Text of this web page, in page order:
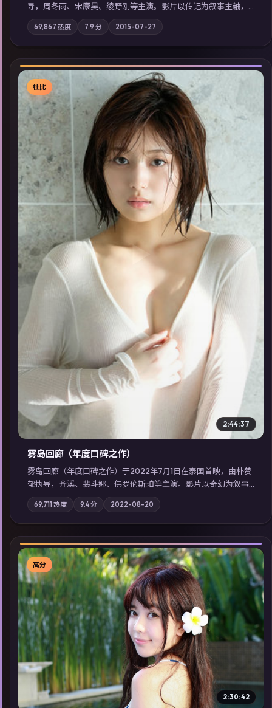
导，周冬雨、宋康昊、绫野刚等主演。影片以传记为叙事主轴，
记忆碎片重组后，主角发现自己从未活过“真实”的一天；摄影与
配乐强化地域气质；站内亦可通过「国产免费观看高清电视剧在
线看」延展检索同类型高分佳作，畅享高清在线追剧体验。
69,867 热度 7.9 分 2015-07-27
▶
杜比
2:44:37
雾岛回廊（年度口碑之作）
雾岛回廊（年度口碑之作）于2022年7月1日在泰国首映，由朴赞
郁执导，齐溪、裴斗娜、佛罗伦斯·珀等主演。影片以奇幻为叙事
主轴，边境小镇的平静被一封匿名信彻底打破；摄影与配乐强化
地域气质；站内亦可通过「国产免费观看高清电视剧在线看」延
展检索同类型高分佳作，畅享高清在线追剧体验。
69,711 热度 9.4分 2022-08-20
▶
高分
2:30:42